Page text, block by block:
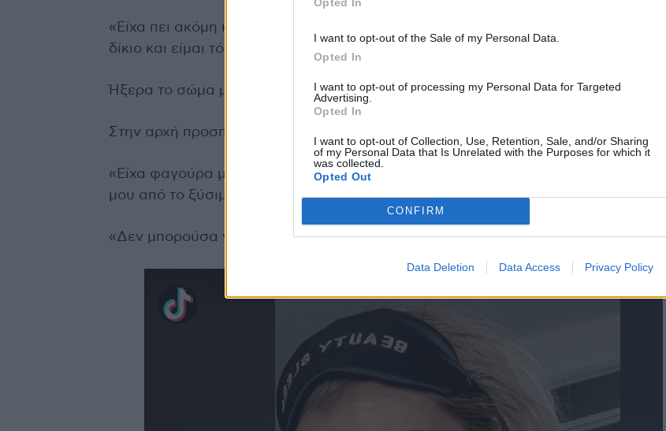
I want to opt-out of the Sale of my Personal Data.
Opted In
I want to opt-out of processing my Personal Data for Targeted
Advertising.
Opted In
I want to opt-out of Collection, Use, Retention, Sale, and/or Sharing
of my Personal Data that Is Unrelated with the Purposes for which it
was collected.
Opted Out
CONFIRM
Data Deletion Data Access Privacy Policy
«Είχα πει ακόμη και στη μαμά μου ότι νόμιζα ότι είχα καρκίνο. Αποδείχθηκε ότι
δίκιο και είμαι τόσο χαρούμενη που συνέχισα να πηγαίνω στους γιατρούς.
Ήξερα το σώμα μου.
Στην αρχή προσπαθούσα να καταλάβω σε τι ήμουν αλλεργική.
«Είχα φαγούρα μέρα και νύχτα, από το κεφάλι μέχρι τα πόδια μου. Έσκιζα το
μου από το ξύσιμο.
«Δεν μπορούσα να κοιμηθώ και έκανα τον εαυτό μου να αιμορραγεί».